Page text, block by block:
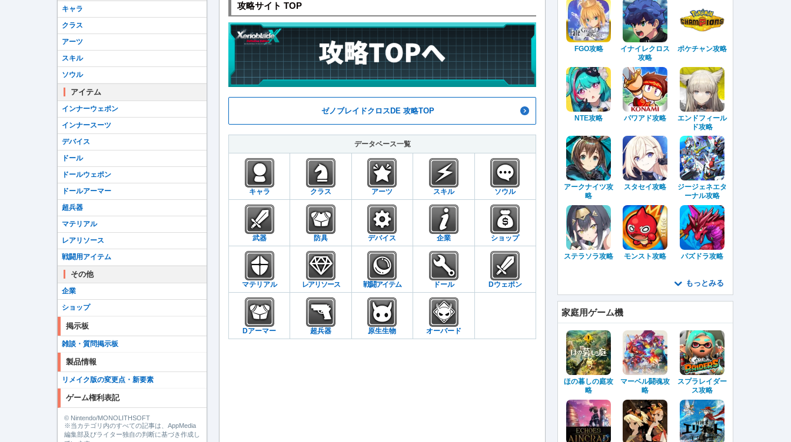
攻略サイト TOP
ゼノブレイドクロスDE 攻略TOP
データベース一覧
キャラ クラス アーツ スキル ソウル
武器 防具 デバイス 企業 ショップ
マテリアル レアリソース 戦闘アイテム ドール Dウェポン
Dアーマー 超兵器 原生生物 オーバード
キャラ
クラス
アーツ
スキル
ソウル
アイテム
インナーウェポン
インナースーツ
デバイス
ドール
ドールウェポン
ドールアーマー
超兵器
マテリアル
レアリソース
戦闘用アイテム
その他
企業
ショップ
掲示板
雑談・質問掲示板
製品情報
リメイク版の変更点・新要素
ゲーム権利表記
© Nintendo/MONOLITHSOFT
※当カテゴリ内のすべての記事は、AppMedia
編集部及びライター独自の判断に基づき作成し
FGO攻略
イナイレクロス
攻略
ポケチャン攻略
NTE攻略 パワアド攻略
エンドフィール
ド攻略
アークナイツ攻
略
スタセイ攻略
ジージェネエタ
ーナル攻略
ステラソラ攻略 モンスト攻略 パズドラ攻略
もっとみる
家庭用ゲーム機
ほの暮しの庭攻
略
マーベル闘魂攻
略
スプラレイダー
ス攻略